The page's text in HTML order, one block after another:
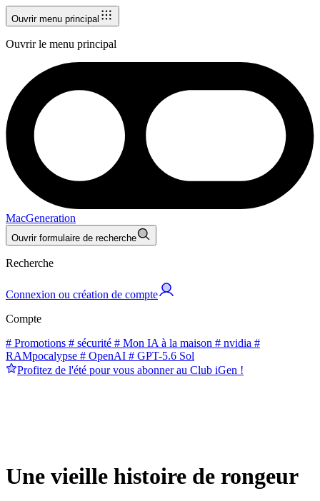
Ouvrir menu principal
Ouvrir le menu principal
MacGeneration
Ouvrir formulaire de recherche
Recherche
Connexion ou création de compte
Compte
# Promotions # sécurité # Mon IA à la maison # nvidia #
RAMpocalypse # OpenAI # GPT-5.6 Sol
Profitez de l'été pour vous abonner au Club iGen !
Une vieille histoire de rongeur